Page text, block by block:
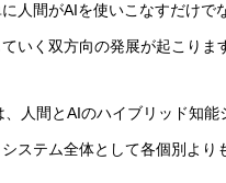
人間がAIを使いこなすだけ
いく双方向の発展が起こりま
人間とAIのハイブリッド知
ステム全体として各個別よ